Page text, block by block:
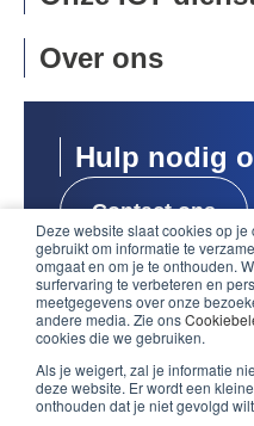
Deze website slaat cookies op
gebruikt om informatie te
omgaat en om je te onthouden.
surfervaring te verbeteren en
meetgegevens over onze
andere media. Zie ons
cookies die we gebruiken.
Als je weigert, zal je informatie
deze website. Er wordt een
onthouden dat je niet gevolgd
Over ons
Hulp nodig
Contact ons
Support